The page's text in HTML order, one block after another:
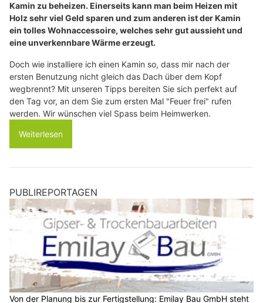
Kamin zu beheizen. Einerseits kann man beim Heizen mit
Holz sehr viel Geld sparen und zum anderen ist der Kamin
ein tolles Wohnaccessoire, welches sehr gut aussieht und
eine unverkennbare Wärme erzeugt.
Doch wie installiere ich einen Kamin so, dass mir nach der
ersten Benutzung nicht gleich das Dach über dem Kopf
wegbrennt? Mit unseren Tipps bereiten Sie sich perfekt auf
den Tag vor, an dem Sie zum ersten Mal "Feuer frei" rufen
werden. Wir wünschen viel Spass beim Heimwerken.
Weiterlesen
PUBLIREPORTAGEN
Von der Planung bis zur Fertigstellung: Emilay Bau GmbH steht